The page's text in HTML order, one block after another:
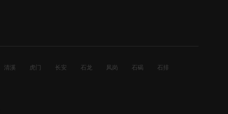
清溪 虎门 长安 石龙 凤岗 石碣 石排